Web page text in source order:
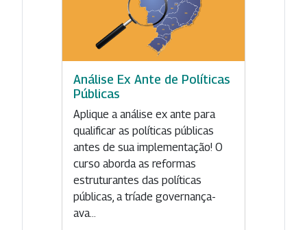
Análise Ex Ante de Políticas
Públicas
Aplique a análise ex ante para
qualificar as políticas públicas
antes de sua implementação! O
curso aborda as reformas
estruturantes das políticas
públicas, a tríade governança-
ava...